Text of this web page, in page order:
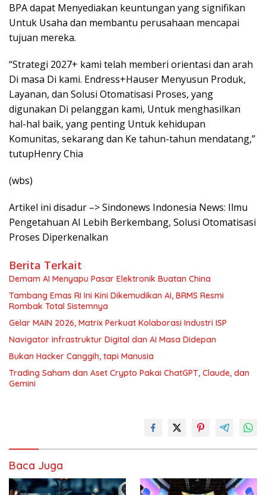
BPA dapat Menyediakan keuntungan yang signifikan
Untuk Usaha dan membantu perusahaan mencapai
tujuan mereka.
“Strategi 2027+ kami telah memberi orientasi dan arah
Di masa Di kami. Endress+Hauser Menyusun Produk,
Layanan, dan Solusi Otomatisasi Proses, yang
digunakan Di pelanggan kami, Untuk menghasilkan
hal-hal baik, yang penting Untuk kehidupan
Komunitas, sekarang dan Ke tahun-tahun mendatang,”
tutupHenry Chia
(wbs)
Artikel ini disadur –> Sindonews Indonesia News: Ilmu
Pengetahuan AI Lebih Berkembang, Solusi Otomatisasi
Proses Diperkenalkan
Berita Terkait
Demam AI Menyapu Pasar Elektronik Buatan China
Tambang Emas RI Ini Kini Dikemudikan AI, BRMS Resmi
Rombak Total Sistemnya
Gelar MAIN 2026, Matrix Perkuat Kolaborasi Industri ISP
Navigator Infrastruktur Digital dan AI Masa Didepan
Bukan Hacker Canggih, tapi Manusia
Trading Saham dan Aset Crypto Pakai ChatGPT, Claude, dan
Gemini
Baca Juga